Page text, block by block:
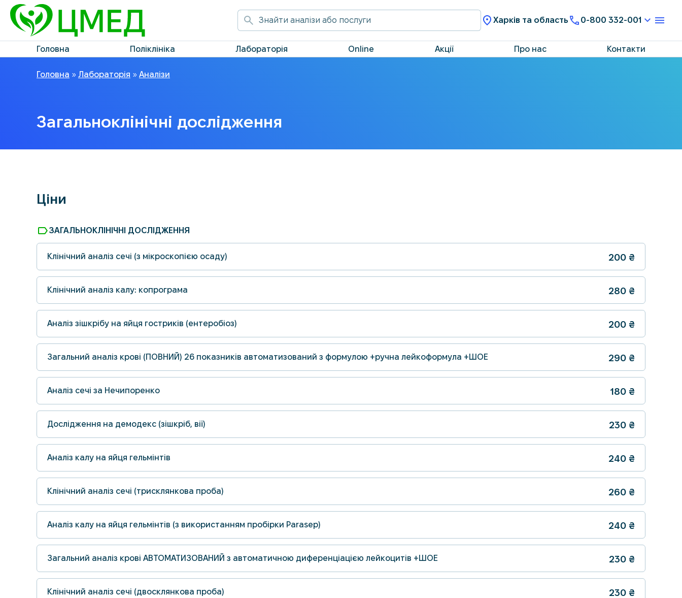
Харків та область 0-800 332-001
Головна Поліклініка Лабораторія Online Акції Про нас Контакти
Головна » Лабораторія » Аналізи
Загальноклінічні дослідження
Ціни
labelЗАГАЛЬНОКЛІНІЧНІ ДОСЛІДЖЕННЯ
Клінічний аналіз сечі (з мікроскопією осаду) 200 ₴
Клінічний аналіз калу: копрограма 280 ₴
Аналіз зішкрібу на яйця гостриків (ентеробіоз) 200 ₴
Загальний аналіз крові (ПОВНИЙ) 26 показників автоматизований з формулою +ручна лейкоформула +ШОЕ 290 ₴
Аналіз сечі за Нечипоренко 180 ₴
Дослідження на демодекс (зішкріб, вії) 230 ₴
Аналіз калу на яйця гельмінтів 240 ₴
Клінічний аналіз сечі (трисклянкова проба) 260 ₴
Аналіз калу на яйця гельмінтів (з використанням пробірки Parasep) 240 ₴
Загальний аналіз крові АВТОМАТИЗОВАНИЙ з автоматичною диференціацією лейкоцитів +ШОЕ 230 ₴
Клінічний аналіз сечі (двосклянкова проба) 230 ₴